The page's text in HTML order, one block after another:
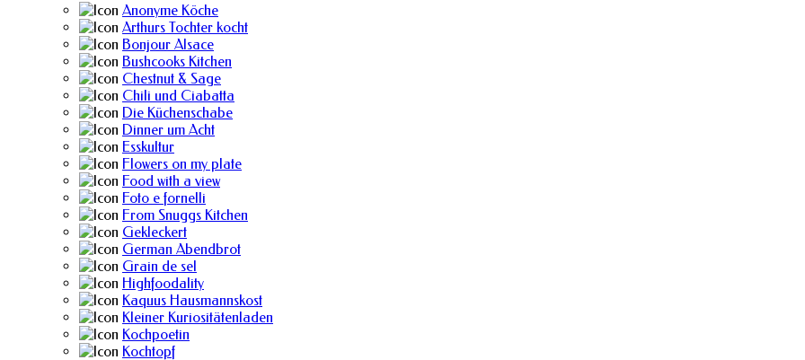
Anonyme Köche
Arthurs Tochter kocht
Bonjour Alsace
Bushcooks Kitchen
Chestnut & Sage
Chili und Ciabatta
Die Küchenschabe
Dinner um Acht
Esskultur
Flowers on my plate
Food with a view
Foto e fornelli
From Snuggs Kitchen
Gekleckert
German Abendbrot
Grain de sel
Highfoodality
Kaquus Hausmannskost
Kleiner Kuriositätenladen
Kochpoetin
Kochtopf